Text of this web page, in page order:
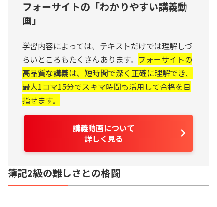
フォーサイトの「わかりやすい講義動
画」
学習内容によっては、テキストだけでは理解しづ
らいところもたくさんあります。 フォーサイトの
高品質な講義は、短時間で深く正確に理解でき、
最大1コマ15分でスキマ時間も活用して合格を目
指せます。
講義動画について
詳しく見る
簿記2級の難しさとの格闘